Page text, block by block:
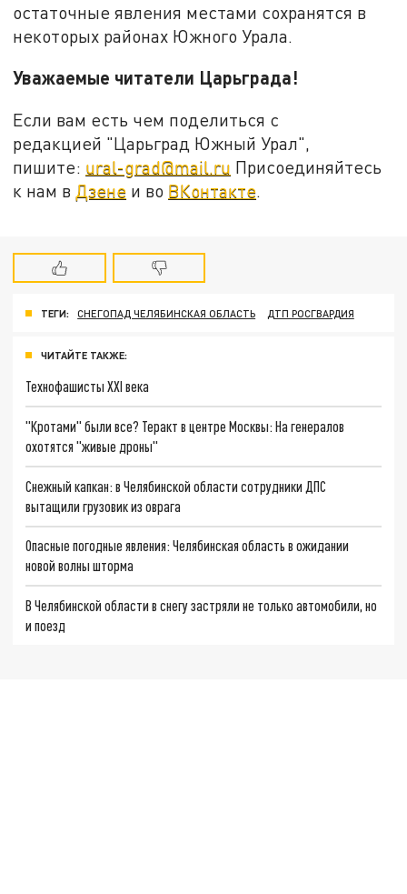
остаточные явления местами сохранятся в
некоторых районах Южного Урала.
Уважаемые читатели Царьграда!
Если вам есть чем поделиться с
редакцией "Царьград Южный Урал",
пишите: ural-grad@mail.ru Присоединяйтесь
к нам в Дзене и во ВКонтакте.
ТЕГИ: СНЕГОПАД ЧЕЛЯБИНСКАЯ ОБЛАСТЬ ДТП РОСГВАРДИЯ
ЧИТАЙТЕ ТАКЖЕ:
Технофашисты XXI века
"Кротами" были все? Теракт в центре Москвы: На генералов
охотятся "живые дроны"
Снежный капкан: в Челябинской области сотрудники ДПС
вытащили грузовик из оврага
Опасные погодные явления: Челябинская область в ожидании
новой волны шторма
В Челябинской области в снегу застряли не только автомобили, но
и поезд